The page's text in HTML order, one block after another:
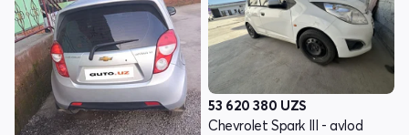
53 620 380 UZS
Chevrolet Spark III - avlod